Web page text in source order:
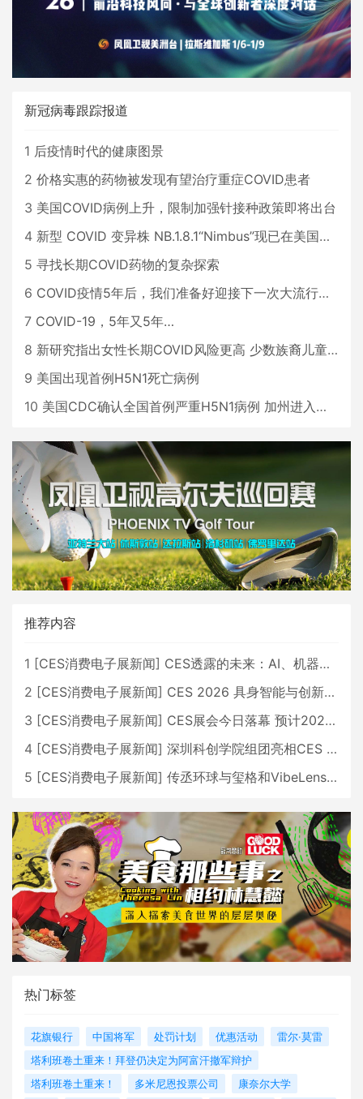
新冠病毒跟踪报道
1 后疫情时代的健康图景
2 价格实惠的药物被发现有望治疗重症COVID患者
3 美国COVID病例上升，限制加强针接种政策即将出台
4 新型 COVID 变异株 NB.1.8.1“Nimbus”现已在美国占据主导地位
5 寻找长期COVID药物的复杂探索
6 COVID疫情5年后，我们准备好迎接下一次大流行了吗？
7 COVID-19，5年又5年…
8 新研究指出女性长期COVID风险更高 少数族裔儿童存在差异
9 美国出现首例H5N1死亡病例
10 美国CDC确认全国首例严重H5N1病例 加州进入紧急状态
推荐内容
1 [CES消费电子展新闻] CES透露的未来：AI、机器人与智能生活大爆发
2 [CES消费电子展新闻] CES 2026 具身智能与创新领域 中国公司大放异彩
3 [CES消费电子展新闻] CES展会今日落幕 预计2026行业收入将超五千亿美元
4 [CES消费电子展新闻] 深圳科创学院组团亮相CES 广受好评
5 [CES消费电子展新闻] 传丞环球与玺格和VibeLens共同推出全新耳机
热门标签
花旗银行 中国将军 处罚计划 优惠活动
雷尔·莫雷
塔利班卷土重来！拜登仍决定为阿富汗撤军辩护
塔利班卷土重来！
多米尼恩投票公司
康奈尔大学